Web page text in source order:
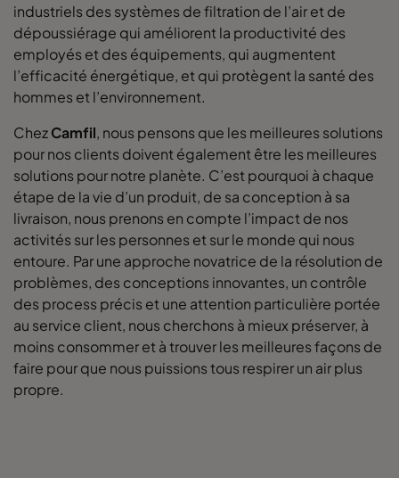
0160 287x892x370-6 ePM1 60% F7
0160 592x592x520-10 ePM1 60% F7
0160 592x490x520-10 ePM1 60% F7
0160 490x592x520-8 ePM1 60% F7
0160 592x287x520-10 ePM1 60% F7
0160 287x592x520-5 ePM1 60% F7
0160 592x892x520-10 ePM1 60% F7
0160 490x892x520-8 ePM1 60% F7
industriels des systèmes de filtration de l’air et de
dépoussiérage qui améliorent la productivité des
employés et des équipements, qui augmentent
l’efficacité énergétique, et qui protègent la santé des
hommes et l’environnement.
ChezCamfil, nous pensons que les meilleures solutions
pour nos clients doivent également être les meilleures
solutions pour notre planète. C’est pourquoi à chaque
étape de la vie d’un produit, de sa conception à sa
livraison, nous prenons en compte l’impact de nos
activités sur les personnes et sur le monde qui nous
entoure. Par une approche novatrice de la résolution de
problèmes, des conceptions innovantes, un contrôle
des process précis et une attention particulière portée
au service client, nous cherchons à mieux préserver, à
moins consommer et à trouver les meilleures façons de
faire pour que nous puissions tous respirer un air plus
propre.